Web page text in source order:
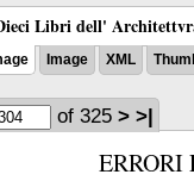
Libri dell'
Image XML
of 325 > >|